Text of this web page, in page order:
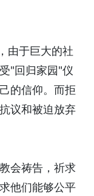
由于巨大的社
"回归家园"仪
的信仰。而拒
议和被迫放弃
会祷告，祈求
他们能够公平